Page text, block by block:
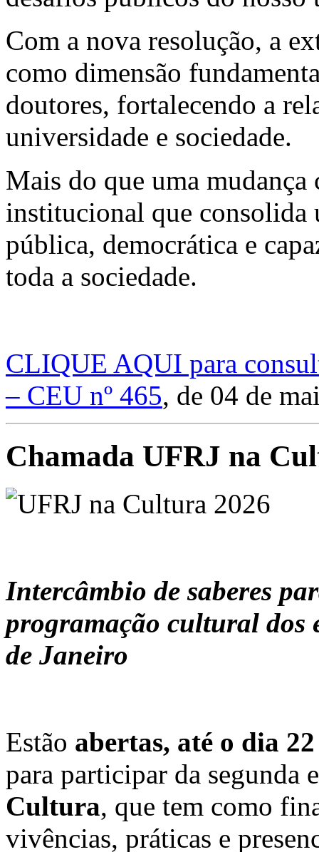
Com a nova resolução, a
como dimensão
doutores, fortalecendo a
universidade e sociedade.
Mais do que uma
institucional que consolida
pública, democrática e
toda a sociedade.
CLIQUE AQUI para
– CEU nº 465, de 04 de
Chamada UFRJ na
Intercâmbio de saberes
programação cultural dos
de Janeiro
Estão abertas, até o dia
para participar da segunda
Cultura, que tem como
vivências, práticas e